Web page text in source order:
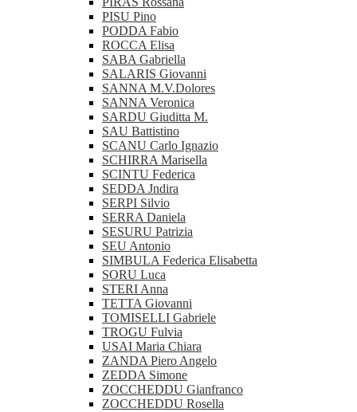
PISU Pino
PODDA Fabio
ROCCA Elisa
SABA Gabriella
SALARIS Giovanni
SANNA M.V.Dolores
SANNA Veronica
SARDU Giuditta M.
SAU Battistino
SCANU Carlo Ignazio
SCHIRRA Marisella
SCINTU Federica
SEDDA Jndira
SERPI Silvio
SERRA Daniela
SESURU Patrizia
SEU Antonio
SIMBULA Federica Elisabetta
SORU Luca
STERI Anna
TETTA Giovanni
TOMISELLI Gabriele
TROGU Fulvia
USAI Maria Chiara
ZANDA Piero Angelo
ZEDDA Simone
ZOCCHEDDU Gianfranco
ZOCCHEDDU Rosella